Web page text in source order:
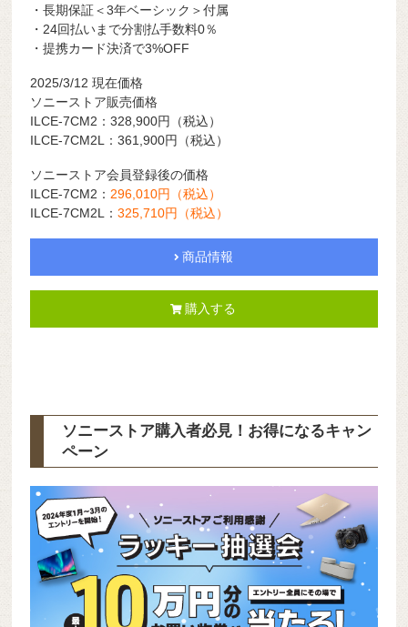
・長期保証＜3年ベーシック＞付属
・24回払いまで分割払手数料0％
・提携カード決済で3%OFF
2025/3/12 現在価格
ソニーストア販売価格
ILCE-7CM2：328,900円（税込）
ILCE-7CM2L：361,900円（税込）
ソニーストア会員登録後の価格
ILCE-7CM2： 296,010円（税込）
ILCE-7CM2L：325,710円（税込）
商品情報
購入する
ソニーストア購入者必見！お得になるキャン
ペーン